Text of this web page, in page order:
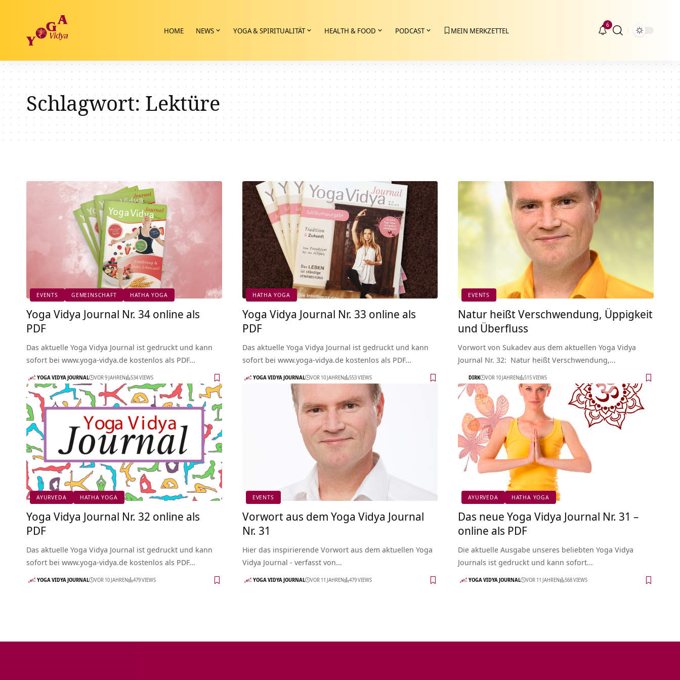
HOME NEWS YOGA & SPIRITUALITÄT HEALTH & FOOD PODCAST MEIN MERKZETTEL
6
Schlagwort:Lektüre
EVENTS GEMEINSCHAFT HATHA YOGA
Yoga Vidya Journal Nr. 34 online als
PDF
Das aktuelle Yoga Vidya Journal ist gedruckt und kann
sofort bei www.yoga-vidya.de kostenlos als PDF…
YOGA VIDYA JOURNAL VOR 9 JAHREN 534 VIEWS
HATHA YOGA
Yoga Vidya Journal Nr. 33 online als
PDF
Das aktuelle Yoga Vidya Journal ist gedruckt und kann
sofort bei www.yoga-vidya.de kostenlos als PDF…
YOGA VIDYA JOURNAL VOR 10 JAHREN 553 VIEWS
EVENTS
Natur heißt Verschwendung, Üppigkeit
und Überfluss
Vorwort von Sukadev aus dem aktuellen Yoga Vidya
Journal Nr. 32: Natur heißt Verschwendung,…
DIRK VOR 10 JAHREN 515 VIEWS
AYURVEDA HATHA YOGA
Yoga Vidya Journal Nr. 32 online als
PDF
Das aktuelle Yoga Vidya Journal ist gedruckt und kann
sofort bei www.yoga-vidya.de kostenlos als PDF…
YOGA VIDYA JOURNAL VOR 10 JAHREN 479 VIEWS
EVENTS
Vorwort aus dem Yoga Vidya Journal
Nr. 31
Hier das inspirierende Vorwort aus dem aktuellen Yoga
Vidya Journal - verfasst von…
YOGA VIDYA JOURNAL VOR 11 JAHREN 479 VIEWS
AYURVEDA HATHA YOGA
Das neue Yoga Vidya Journal Nr. 31 –
online als PDF
Die aktuelle Ausgabe unseres beliebten Yoga Vidya
Journals ist gedruckt und kann sofort…
YOGA VIDYA JOURNAL VOR 11 JAHREN 568 VIEWS